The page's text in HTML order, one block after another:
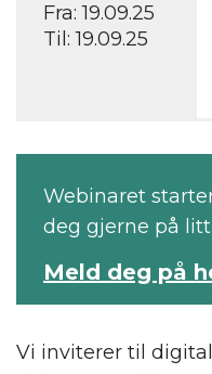
Fra:19.09.25
Til:19.09.25
Webinaret
deg gjerne på litt
Meld deg på
Vi inviterer til